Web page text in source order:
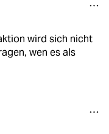
wird sich nicht
wen es als